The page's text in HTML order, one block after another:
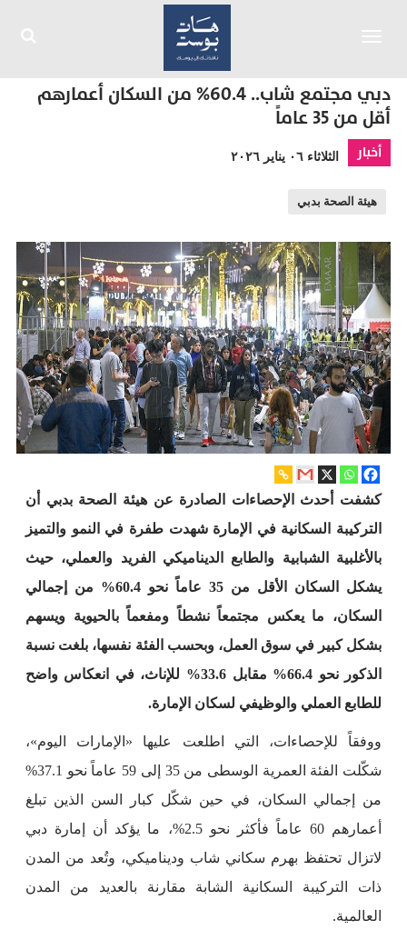
دبي مجتمع شاب.. 60.4% من السكان أعمارهم
أقل من 35 عاماً
أخبار الثلاثاء ٠٦ يناير ٢٠٢٦
هيئة الصحة بدبي
كشفت أحدث الإحصاءات الصادرة عن هيئة الصحة بدبي أن
التركيبة السكانية في الإمارة شهدت طفرة في النمو والتميز
بالأغلبية الشبابية والطابع الديناميكي الفريد والعملي، حيث
يشكل السكان الأقل من 35 عاماً نحو 60.4% من إجمالي
السكان، ما يعكس مجتمعاً نشطاً ومفعماً بالحيوية ويسهم
بشكل كبير في سوق العمل، وبحسب الفئة نفسها، بلغت نسبة
الذكور نحو 66.4% مقابل 33.6% للإناث، في انعكاس واضح
للطابع العملي والوظيفي لسكان الإمارة.
ووفقاً للإحصاءات، التي اطلعت عليها «الإمارات اليوم»،
شكّلت الفئة العمرية الوسطى من 35 إلى 59 عاماً نحو 37.1%
من إجمالي السكان، في حين شكّل كبار السن الذين تبلغ
أعمارهم 60 عاماً فأكثر نحو 2.5%، ما يؤكد أن إمارة دبي
لاتزال تحتفظ بهرم سكاني شاب وديناميكي، وتُعد من المدن
ذات التركيبة السكانية الشابة مقارنة بالعديد من المدن
العالمية.